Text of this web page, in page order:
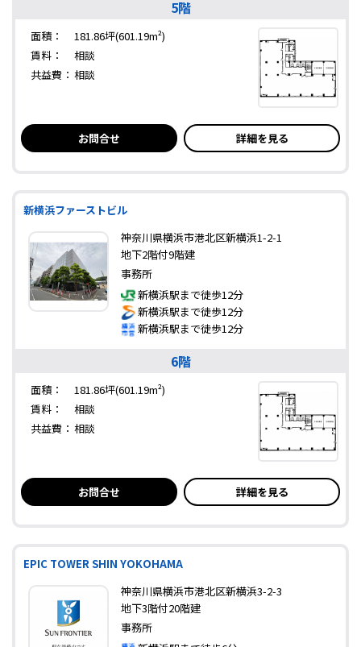
5階
面積：
181.86坪(601.19m²)
賃料：
相談
共益費： 相談
お問合せ 詳細を見る
新横浜ファーストビル
神奈川県横浜市港北区新横浜1-2-1
地下2階付9階建
事務所
新横浜駅まで徒歩12分
新横浜駅まで徒歩12分
新横浜駅まで徒歩12分
6階
面積：
181.86坪(601.19m²)
賃料：
相談
共益費： 相談
お問合せ 詳細を見る
EPIC TOWER SHIN YOKOHAMA
神奈川県横浜市港北区新横浜3-2-3
地下3階付20階建
事務所